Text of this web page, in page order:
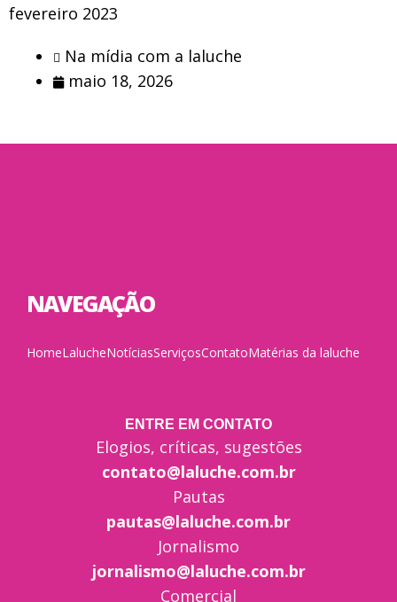
fevereiro 2023
Na mídia com a laluche
maio 18, 2026
NAVEGAÇÃO
HomeLalucheNotíciasServiçosContatoMatérias da laluche
ENTRE EM CONTATO
Elogios, críticas, sugestões
contato@laluche.com.br
Pautas
pautas@laluche.com.br
Jornalismo
jornalismo@laluche.com.br
Comercial